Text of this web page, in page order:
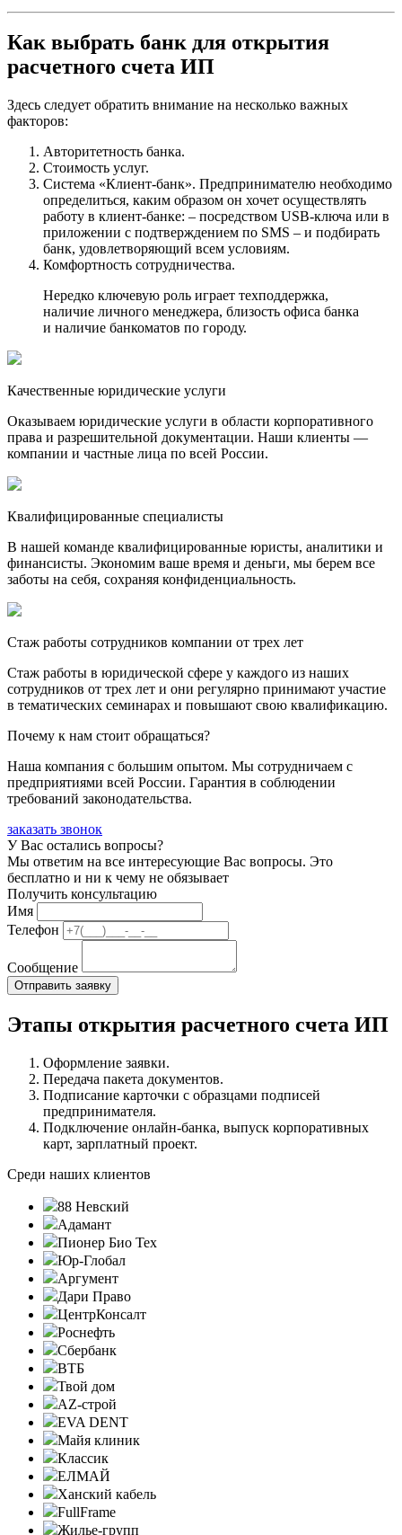
Как выбрать банк для открытия
расчетного счета ИП
Здесь следует обратить внимание на несколько важных
факторов:
Авторитетность банка.
Стоимость услуг.
Система «Клиент-банк». Предпринимателю необходимо
определиться, каким образом он хочет осуществлять
работу в клиент-банке: – посредством USB-ключа или в
приложении с подтверждением по SMS – и подбирать
банк, удовлетворяющий всем условиям.
Комфортность сотрудничества.
Нередко ключевую роль играет техподдержка,
наличие личного менеджера, близость офиса банка
и наличие банкоматов по городу.
Качественные юридические услуги
Оказываем юридические услуги в области корпоративного
права и разрешительной документации. Наши клиенты —
компании и частные лица по всей России.
Квалифицированные специалисты
В нашей команде квалифицированные юристы, аналитики и
финансисты. Экономим ваше время и деньги, мы берем все
заботы на себя, сохраняя конфиденциальность.
Стаж работы сотрудников компании от трех лет
Стаж работы в юридической сфере у каждого из наших
сотрудников от трех лет и они регулярно принимают участие
в тематических семинарах и повышают свою квалификацию.
Почему к нам стоит обращаться?
Наша компания с большим опытом. Мы сотрудничаем с
предприятиями всей России. Гарантия в соблюдении
требований законодательства.
заказать звонок
У Вас остались вопросы?
Мы ответим на все интересующие Вас вопросы. Это
бесплатно и ни к чему не обязывает
Получить консультацию
Имя
Телефон
Сообщение
Этапы открытия расчетного счета ИП
Оформление заявки.
Передача пакета документов.
Подписание карточки с образцами подписей
предпринимателя.
Подключение онлайн-банка, выпуск корпоративных
карт, зарплатный проект.
Среди наших клиентов
88 Невский
Адамант
Пионер Био Тех
Юр-Глобал
Аргумент
Дари Право
ЦентрКонсалт
Роснефть
Сбербанк
ВТБ
Твой дом
AZ-строй
EVA DENT
Майя клиник
Классик
ЕЛМАЙ
Ханский кабель
FullFrame
Жилье-групп